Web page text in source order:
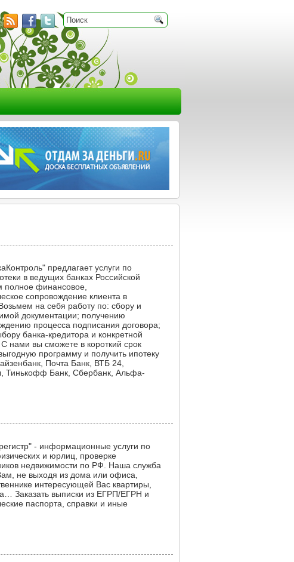
предлагает услуги по
в ведущих банках Российской
финансовое,
сопровождение клиента в
на себя работу по: сбору и
документации; получению
процесса подписания договора;
банка-кредитора и конкретной
нами вы сможете в короткий срок
программу и получить ипотеку
Почта Банк, ВТБ 24,
Тинькофф Банк, Сбербанк, Альфа-
- информационные услуги по
и юрлиц, проверке
недвижимости по РФ. Наша служба
не выходя из дома или офиса,
интересующей Вас квартиры,
Заказать выписки из ЕГРП/ЕГРН и
паспорта, справки и иные